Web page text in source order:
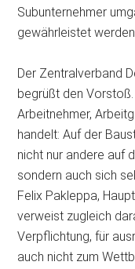
Subunternehmer
gewährleistet
Der Zentralverband
begrüßt den Vorstoß.
Arbeitnehmer,
handelt: Auf der
nicht nur andere auf
sondern auch sich
Felix Pakleppa,
verweist zugleich
Verpflichtung, für
auch nicht zum